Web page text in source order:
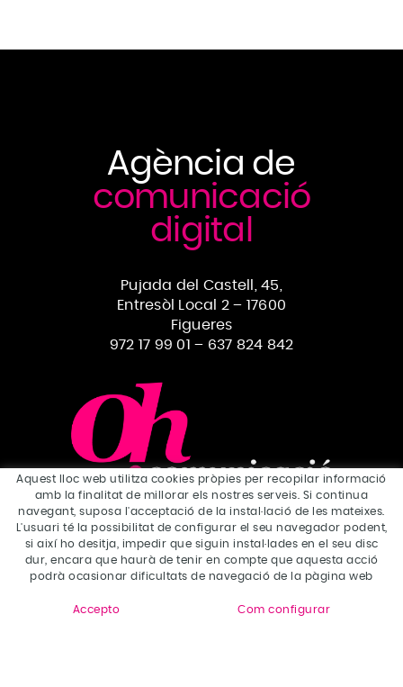
Agència de
comunicació
digital
Pujada del Castell, 45,
Entresòl Local 2 – 17600
Figueres
972 17 99 01 – 637 824 842
Què fem
Disseny gràfic
Aquest lloc web utilitza cookies pròpies per recopilar informació
amb la finalitat de millorar els nostres serveis. Si continua
navegant, suposa l'acceptació de la instal·lació de les mateixes.
L'usuari té la possibilitat de configurar el seu navegador podent,
si així ho desitja, impedir que siguin instal·lades en el seu disc
dur, encara que haurà de tenir en compte que aquesta acció
podrà ocasionar dificultats de navegació de la pàgina web
Accepto Com configurar